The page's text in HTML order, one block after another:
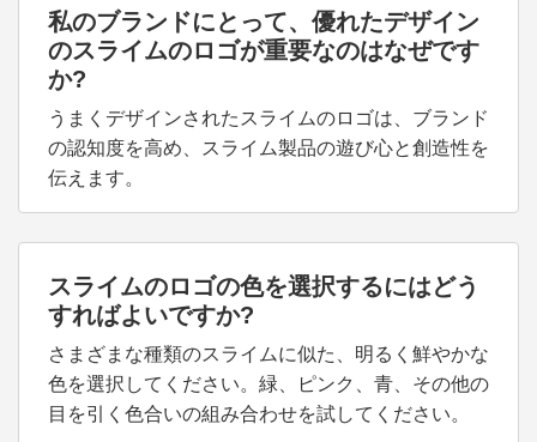
私のブランドにとって、優れたデザイン
のスライムのロゴが重要なのはなぜです
か?
うまくデザインされたスライムのロゴは、ブランド
の認知度を高め、スライム製品の遊び心と創造性を
伝えます。
スライムのロゴの色を選択するにはどう
すればよいですか?
さまざまな種類のスライムに似た、明るく鮮やかな
色を選択してください。緑、ピンク、青、その他の
目を引く色合いの組み合わせを試してください。